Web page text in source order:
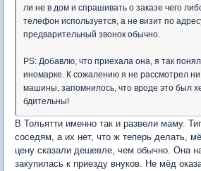
ли не в дом и спрашивать о заказе чего
телефон используется, а не визит по
предварительный звонок обычно.
PS: Добавлю, что приехала она, я так
иномарке. К сожалению я не рассмотрел
машины, запомнилось, что вроде это был
бдительны!
В Тольятти именно так и развели маму.
соседям, а их нет, что ж теперь делать,
цену сказали дешевле, чем обычно. Она
закупилась к приезду внуков. Не мёд